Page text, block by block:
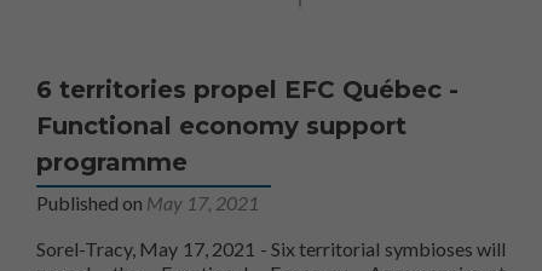
6 territories propel EFC Québec -
Functional economy support
programme
Published on May 17, 2021
Sorel-Tracy, May 17, 2021 - Six territorial symbioses will